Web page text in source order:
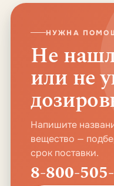
НУЖНА
Не
или не
Напишите
вещество —
срок поставки.
8-800-